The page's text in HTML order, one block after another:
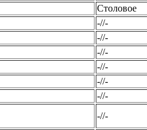
Столовое
-//-
-//-
-//-
-//-
-//-
-//-
-//-